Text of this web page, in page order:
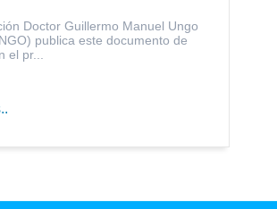
Doctor Guillermo Manuel Ungo
publica este documento de
el pr...